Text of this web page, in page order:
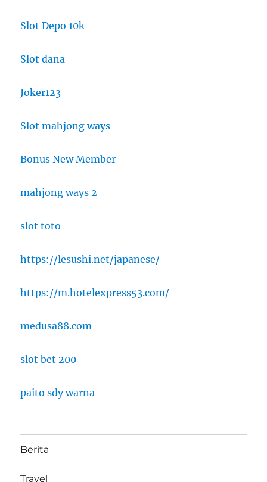
Slot Depo 10k
Slot dana
Joker123
Slot mahjong ways
Bonus New Member
mahjong ways 2
slot toto
https://lesushi.net/japanese/
https://m.hotelexpress53.com/
medusa88.com
slot bet 200
paito sdy warna
Berita
Travel